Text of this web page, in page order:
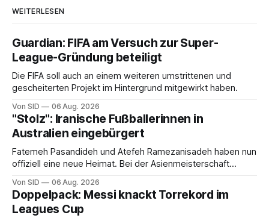
WEITERLESEN
Guardian: FIFA am Versuch zur Super-
League-Gründung beteiligt
Die FIFA soll auch an einem weiteren umstrittenen und
gescheiterten Projekt im Hintergrund mitgewirkt haben.
Von SID 06 Aug. 2026
"Stolz": Iranische Fußballerinnen in
Australien eingebürgert
Fatemeh Pasandideh und Atefeh Ramezanisadeh haben nun
offiziell eine neue Heimat. Bei der Asienmeisterschaft
Von SID 06 Aug. 2026
Doppelpack: Messi knackt Torrekord im
Leagues Cup